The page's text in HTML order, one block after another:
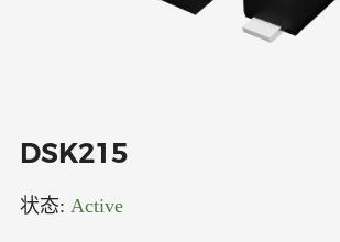
关于
DSK215
状态: Active